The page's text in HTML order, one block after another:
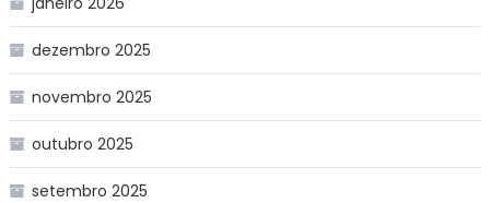
dezembro 2025
novembro 2025
outubro 2025
setembro 2025